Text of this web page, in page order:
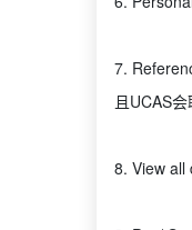
7.
且UCAS
8. View all